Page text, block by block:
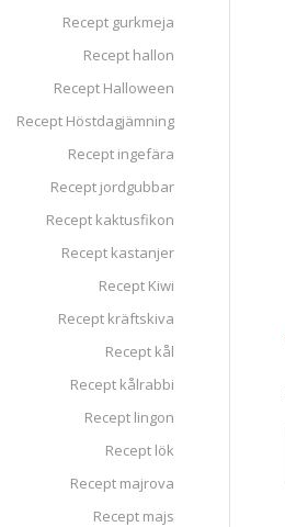
Recept gurkmeja
Recept hallon
Recept Halloween
Recept Höstdagjämning
Recept ingefära
Recept jordgubbar
Recept kaktusfikon
Recept kastanjer
Recept Kiwi
Recept kräftskiva
Recept kål
Recept kålrabbi
Recept lingon
Recept lök
Recept majrova
Recept majs